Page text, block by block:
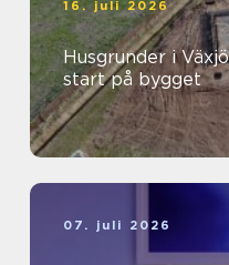
16. juli 2026
Husgrunder i
start på bygget
07. juli 2026